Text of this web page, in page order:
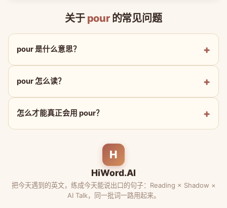
关于 pour的常见问题
pour 是什么意思？
pour 怎么读？
怎么才能真正会用 pour？
H
HiWord.AI
把今天遇到的英文，练成今天能说出口的句子：Reading × Shadow ×
AI Talk，同一批词一路用起来。